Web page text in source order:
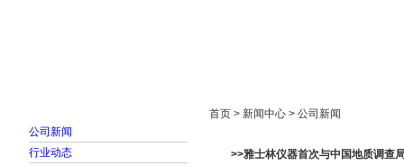
公司新闻
行业动态
首页 > 新闻中心 > 公司新闻
>>雅士林仪器首次与中国地质调查